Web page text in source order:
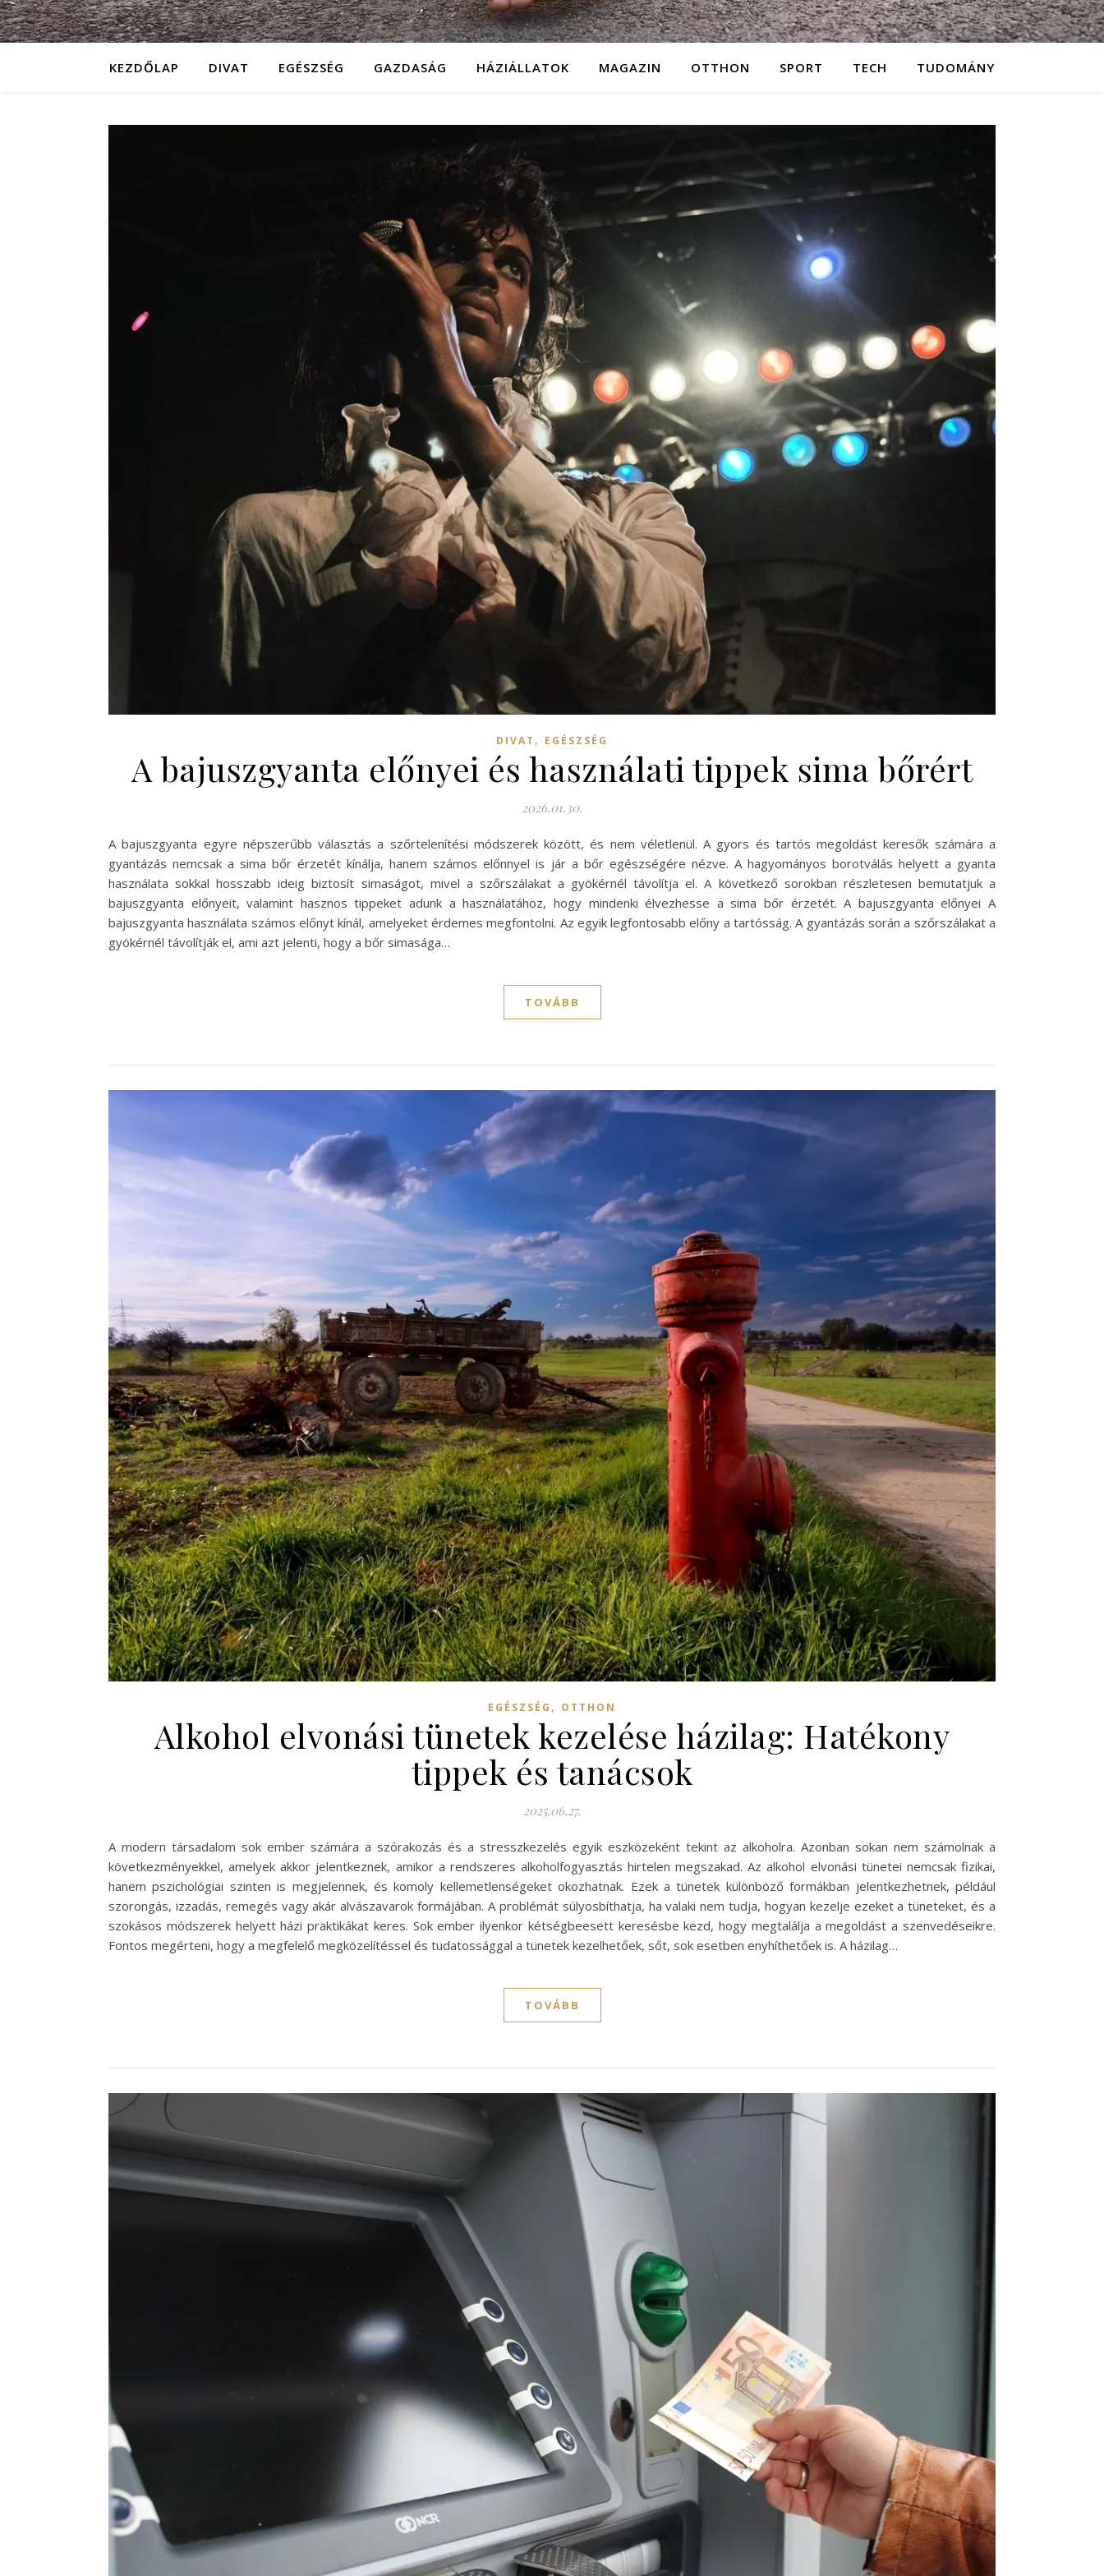
KEZDŐLAP DIVAT EGÉSZSÉG GAZDASÁG HÁZIÁLLATOK MAGAZIN OTTHON SPORT TECH TUDOMÁNY
DIVAT , EGÉSZSÉG
A bajuszgyanta előnyei és használati tippek sima bőrért
2026.01.30.
A bajuszgyanta egyre népszerűbb választás a szőrtelenítési módszerek között, és nem véletlenül. A gyors és tartós megoldást keresők számára a
gyantázás nemcsak a sima bőr érzetét kínálja, hanem számos előnnyel is jár a bőr egészségére nézve. A hagyományos borotválás helyett a gyanta
használata sokkal hosszabb ideig biztosít simaságot, mivel a szőrszálakat a gyökérnél távolítja el. A következő sorokban részletesen bemutatjuk a
bajuszgyanta előnyeit, valamint hasznos tippeket adunk a használatához, hogy mindenki élvezhesse a sima bőr érzetét. A bajuszgyanta előnyei A
bajuszgyanta használata számos előnyt kínál, amelyeket érdemes megfontolni. Az egyik legfontosabb előny a tartósság. A gyantázás során a szőrszálakat a
gyökérnél távolítják el, ami azt jelenti, hogy a bőr simasága…
TOVÁBB
EGÉSZSÉG , OTTHON
Alkohol elvonási tünetek kezelése házilag: Hatékony
tippek és tanácsok
2025.06.27.
A modern társadalom sok ember számára a szórakozás és a stresszkezelés egyik eszközeként tekint az alkoholra. Azonban sokan nem számolnak a
következményekkel, amelyek akkor jelentkeznek, amikor a rendszeres alkoholfogyasztás hirtelen megszakad. Az alkohol elvonási tünetei nemcsak fizikai,
hanem pszichológiai szinten is megjelennek, és komoly kellemetlenségeket okozhatnak. Ezek a tünetek különböző formákban jelentkezhetnek, például
szorongás, izzadás, remegés vagy akár alvászavarok formájában. A problémát súlyosbíthatja, ha valaki nem tudja, hogyan kezelje ezeket a tüneteket, és a
szokásos módszerek helyett házi praktikákat keres. Sok ember ilyenkor kétségbeesett keresésbe kezd, hogy megtalálja a megoldást a szenvedéseikre.
Fontos megérteni, hogy a megfelelő megközelítéssel és tudatossággal a tünetek kezelhetőek, sőt, sok esetben enyhíthetőek is. A házilag…
TOVÁBB